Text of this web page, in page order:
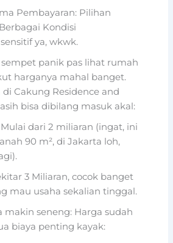
Pembayaran: Pilihan
Kondisi
ya, wkwk.
panik pas lihat rumah
harganya mahal banget.
Cakung Residence and
bisa dibilang masuk akal:
dari 2 miliaran (ingat, ini
90 m², di Jakarta loh,
3 Miliaran, cocok banget
mau usaha sekalian tinggal.
makin seneng: Harga sudah
biaya penting kayak: